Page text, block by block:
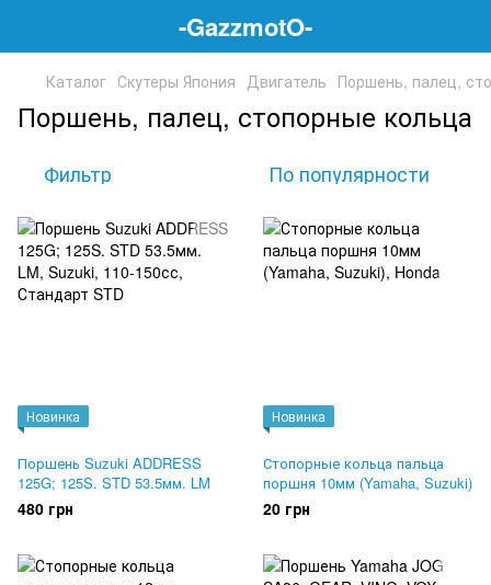
-GazzmotO-
Каталог Скутеры Япония Двигатель Поршень, палец,
Поршень, палец, стопорные кольца
Фильтр По популярности
Новинка
Поршень Suzuki ADDRESS
125G; 125S. STD 53.5мм. LM
480 грн
Новинка
Стопорные кольца пальца
поршня 10мм (Yamaha, Suzuki)
20 грн